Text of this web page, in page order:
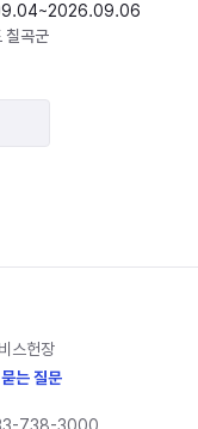
칠곡군
스헌장
는 질문